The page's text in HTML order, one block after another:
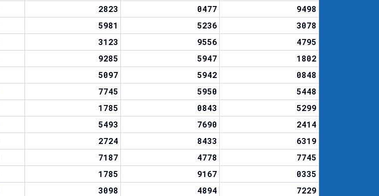
2823 0477
9498
5981 5236
3078
3123 9556
4795
9285 5947
1802
5097 5942
0848
7745 5950
5448
1785 0843
5299
5493 7690
2414
2724 8433
6319
7187 4778
7745
1785 9167
0335
3098 4894
7229